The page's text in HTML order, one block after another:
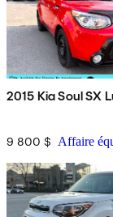
2015 Kia Soul SX
9 800 $ Affaire